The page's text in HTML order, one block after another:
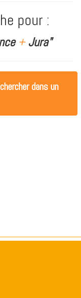
pour :
+Jura"
dans un